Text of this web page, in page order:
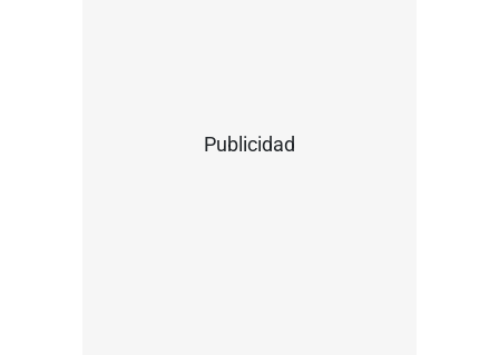
Publicidad